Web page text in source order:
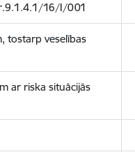
16/I/001
tostarp veselības
ar riska situācijās